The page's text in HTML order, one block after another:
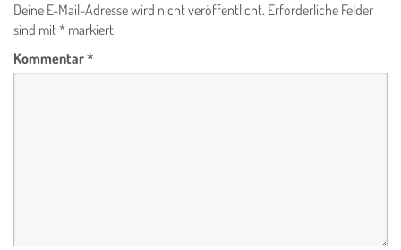
Deine E-Mail-Adresse wird nicht veröffentlicht. Erforderliche Felder
sind mit* markiert.
Kommentar*